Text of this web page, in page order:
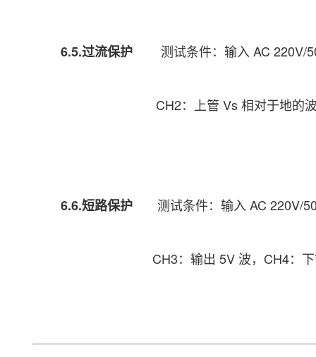
6.5.过流保护 测试条件：输入 AC 220V/
CH2：上管 Vs 相对于地的波形，
6.6.短路保护 测试条件：输入 AC 220V/
CH3：输出 5V 波，CH4：下管